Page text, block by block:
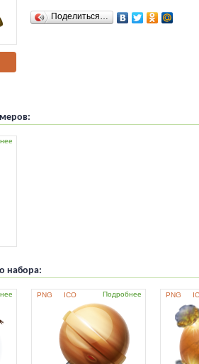
Поделиться…
набора:
PNG ICO Подробнее PNG